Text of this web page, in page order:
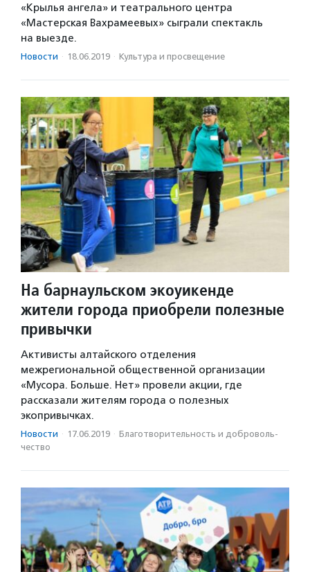
«Крылья ангела» и театрального центра
«Мастерская Вахрамеевых» сыграли спектакль
на выезде.
Новости · 18.06.2019 · Культура и просвещение
На барнаульском экоуикенде
жители города приобрели полезные
привычки
Активисты алтайского отделения
межрегиональной общественной организации
«Мусора. Больше. Нет» провели акции, где
рассказали жителям города о полезных
экопривычках.
Новости · 17.06.2019 · Благотвори­тель­ность и доброволь­
чест­во